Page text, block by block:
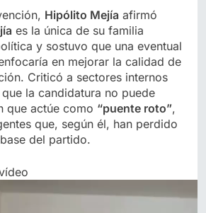
Hipólito Mejía afirmó
es la única de su familia
y sostuvo que una eventual
en mejorar la calidad de
Criticó a sectores internos
la candidatura no puede
que actúe como “puente roto”,
que, según él, han perdido
del partido.